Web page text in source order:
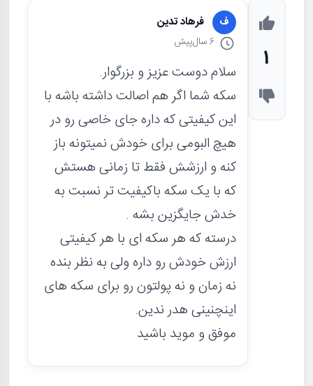
1
ف فرهاد تدین
6 سال پیش
سلام دوست عزیز و بزرگوار.
سکه شما اگر هم اصالت داشته باشه با
این کیفیتی که داره جای خاصی رو در
هیچ البومی برای خودش نمیتونه باز
کنه و ارزشش فقط تا زمانی هستش
که با یک سکه باکیفیت تر نسبت به
خدش جایگزین بشه .
درسته که هر سکه ای با هر کیفیتی
ارزش خودش رو داره ولی به نظر بنده
نه زمان و نه پولتون رو برای سکه های
اینچنینی هدر ندین.
موفق و موید باشید